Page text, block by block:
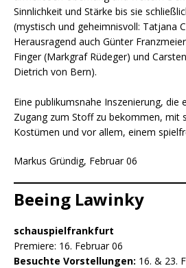
Sinnlichkeit und Stärke bis sie
(mystisch und geheimnisvoll: Tatjana
Herausragend auch Günter
Finger (Markgraf Rüdeger) und
Dietrich von Bern).
Eine publikumsnahe Inszenierung, die
Zugang zum Stoff zu bekommen, mit
Kostümen und vor allem, einem
Markus Gründig, Februar 06
Beeing Lawinky
schauspielfrankfurt
Premiere: 16. Februar 06
Besuchte Vorstellungen: 16. & 23.